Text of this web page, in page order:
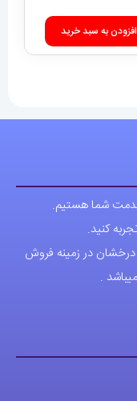
کنید.
از 20 سال سابقه درخشان در زمینه فروش
.